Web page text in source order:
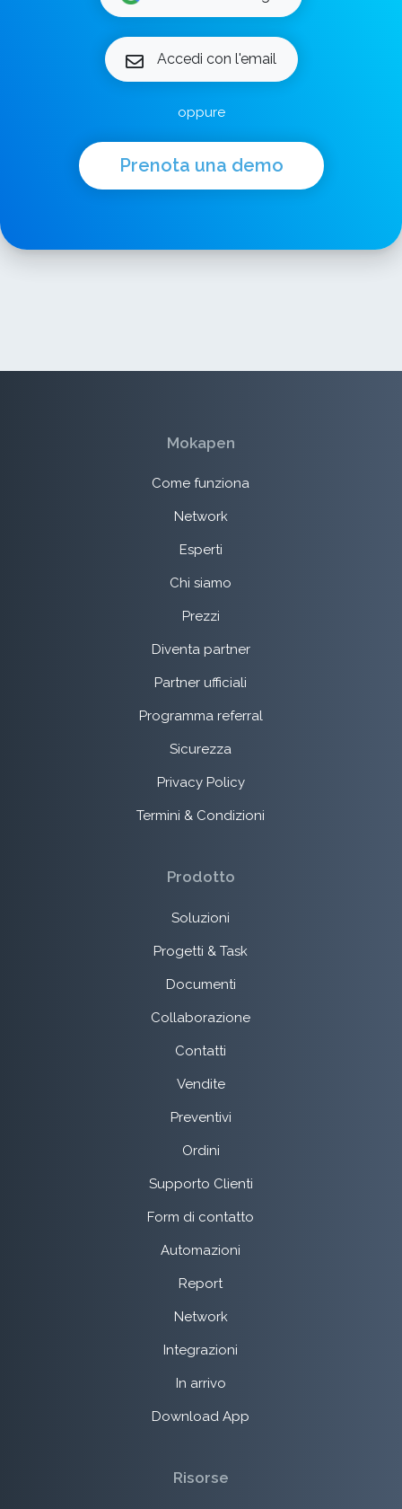
Accedi con l'email
oppure
Prenota una demo
Mokapen
Come funziona
Network
Esperti
Chi siamo
Prezzi
Diventa partner
Partner ufficiali
Programma referral
Sicurezza
Privacy Policy
Termini & Condizioni
Prodotto
Soluzioni
Progetti & Task
Documenti
Collaborazione
Contatti
Vendite
Preventivi
Ordini
Supporto Clienti
Form di contatto
Automazioni
Report
Network
Integrazioni
In arrivo
Download App
Risorse